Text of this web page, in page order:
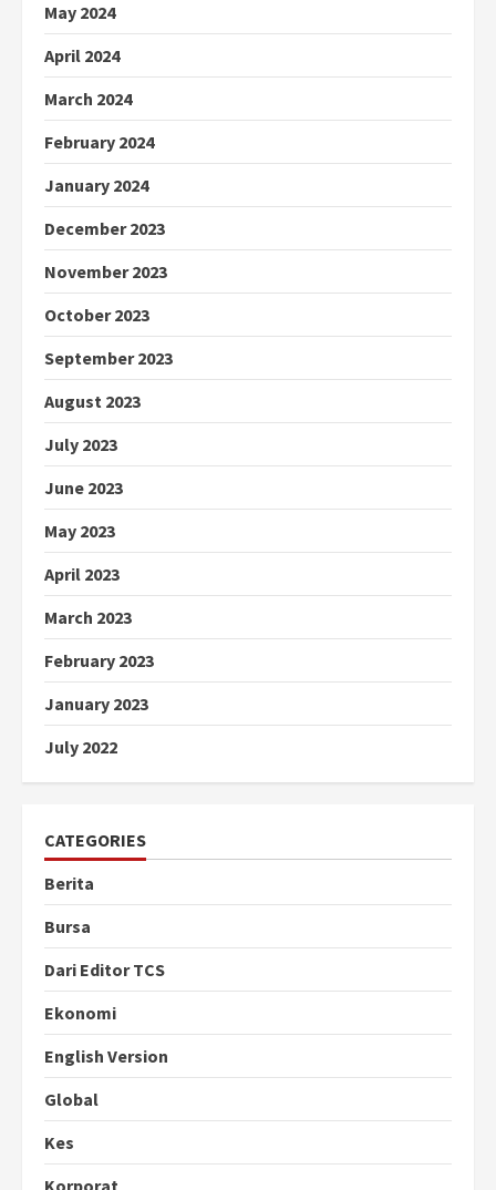
May 2024
April 2024
March 2024
February 2024
January 2024
December 2023
November 2023
October 2023
September 2023
August 2023
July 2023
June 2023
May 2023
April 2023
March 2023
February 2023
January 2023
July 2022
CATEGORIES
Berita
Bursa
Dari Editor TCS
Ekonomi
English Version
Global
Kes